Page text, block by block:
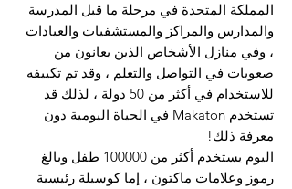
المملكة المتحدة في مرحلة ما قبل المدرسة
والمدارس والمراكز والمستشفيات والعيادات
، وفي منازل الأشخاص الذين يعانون من
صعوبات في التواصل والتعلم ، وقد تم تكييفه
للاستخدام في أكثر من 50 دولة ، لذلك قد
تستخدم Makaton في الحياة اليومية دون
معرفة ذلك!
اليوم يستخدم أكثر من 100000 طفل وبالغ
رموز وعلامات ماكتون ، إما كوسيلة رئيسية